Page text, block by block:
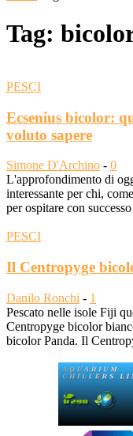
Tag:
PESCI
Ecsenius bicolor:
voluto sapere
Simone D'Archino - 0
L'approfondimento di
interessante per chi,
per ospitare con
PESCI
Il Centropyge
Danilo Ronchi - 1
Pescato nelle isole Fiji
Centropyge bicolor
bicolor Panda. Il